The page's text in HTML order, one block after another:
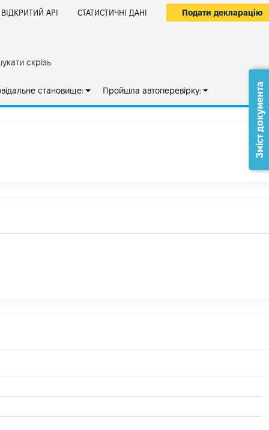
ВІДКРИТИЙ АРІ СТАТИСТИЧНІ ДАНІ Подати декларацію
скрізь
становище: Пройшла автоперевірку: Зміст документа